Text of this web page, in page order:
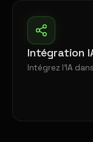
Intégration
Intégrez l'IA